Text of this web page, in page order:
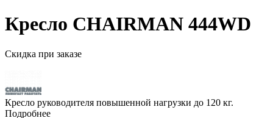
Кресло CHAIRMAN 444WD
Скидка при заказе
Кресло руководителя повышенной нагрузки до 120 кг.
Подробнее